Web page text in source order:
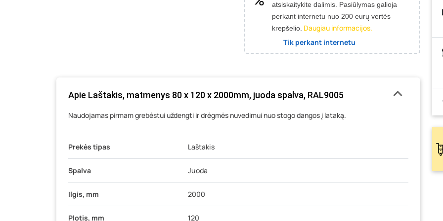
atsiskaitykite dalimis. Pasiūlymas galioja
perkant internetu nuo 200 eurų vertės
krepšelio. Daugiau informacijos.
Tik perkant internetu
Apie Laštakis, matmenys 80 x 120 x 2000mm, juoda spalva, RAL9005
Naudojamas pirmam grebėstui uždengti ir drėgmės nuvedimui nuo stogo dangos į lataką.
Prekės tipas Laštakis
Spalva Juoda
Ilgis, mm 2000
Plotis, mm 120